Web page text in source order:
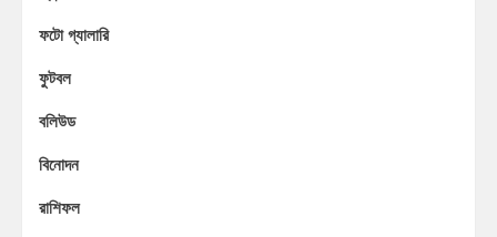
ফটো গ্যালারি
ফুটবল
বলিউড
বিনোদন
রাশিফল